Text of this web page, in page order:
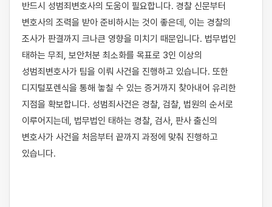
반드시 성범죄변호사의 도움이 필요합니다. 경찰 신문부터
변호사의 조력을 받아 준비하시는 것이 좋은데, 이는 경찰의
조사가 판결까지 크나큰 영향을 미치기 때문입니다. 법무법인
태하는 무죄, 보안처분 최소화를 목표로 3인 이상의
성범죄변호사가 팀을 이뤄 사건을 진행하고 있습니다. 또한
디지털포렌식을 통해 놓칠 수 있는 증거까지 찾아내어 유리한
지점을 확보합니다. 성범죄사건은 경찰, 검찰, 법원의 순서로
이루어지는데, 법무법인 태하는 경찰, 검사, 판사 출신의
변호사가 사건을 처음부터 끝까지 과정에 맞춰 진행하고
있습니다.